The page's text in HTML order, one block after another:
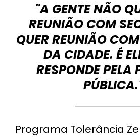
"A GENTE NÃO
REUNIÃO COM
QUER REUNIÃO
DA CIDADE. É
RESPONDE PELA
Programa Tolerância